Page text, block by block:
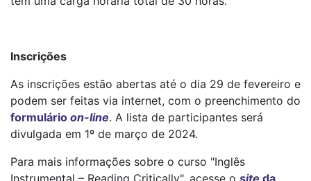
Inscrições
As inscrições estão abertas até o dia 29 de fevereiro e
podem ser feitas via internet, com o preenchimento do
formulário on-line. A lista de participantes será
divulgada em 1º de março de 2024.
Para mais informações sobre o curso "Inglês